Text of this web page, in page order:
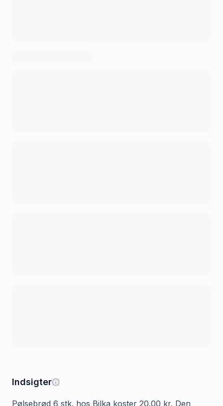
Indsigter
Pølsebrød 6 stk. hos Bilka koster 20.00 kr. Den